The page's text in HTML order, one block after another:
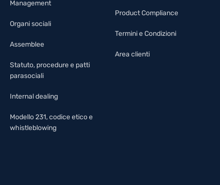
Management
Organi sociali
Assemblee
Statuto, procedure e patti
parasociali
Internal dealing
Modello 231, codice etico e
whistleblowing
Product Compliance
Termini e Condizioni
Area clienti